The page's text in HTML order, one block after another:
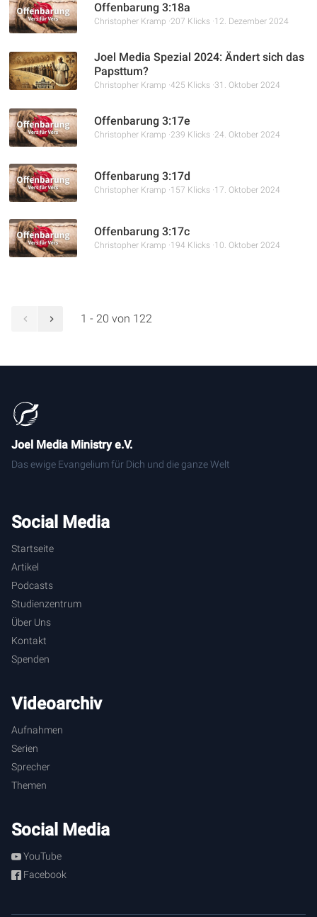
Offenbarung 3:18a
Christopher Kramp 207 Klicks 12. Dezember 2024
Joel Media Spezial 2024: Ändert sich das
Papsttum?
Christopher Kramp 425 Klicks 31. Oktober 2024
Offenbarung 3:17e
Christopher Kramp 239 Klicks 24. Oktober 2024
Offenbarung 3:17d
Christopher Kramp 157 Klicks 17. Oktober 2024
Offenbarung 3:17c
Christopher Kramp 194 Klicks 10. Oktober 2024
1 - 20 von 122
Joel Media Ministry e.V.
Das ewige Evangelium für Dich und die ganze Welt
Social Media
Startseite
Artikel
Podcasts
Studienzentrum
Über Uns
Kontakt
Spenden
Videoarchiv
Aufnahmen
Serien
Sprecher
Themen
Social Media
YouTube
Facebook